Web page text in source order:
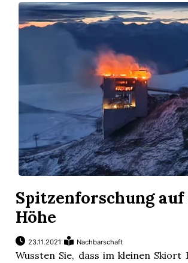
Spitzenforschung auf
Höhe
23.11.2021 Nachbarschaft
Wussten Sie, dass im kleinen Skiort